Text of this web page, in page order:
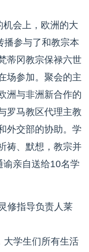
会上，欧洲的大
播参与了和教宗本
蒂冈教宗保禄六世
场参加。聚会的主
洲与非洲新合作的
罗马教区代理主教
外交部的协助。学
祷、默想，教宗并
谕亲自送给10名学
修指导负责人莱
大学生们所有生活